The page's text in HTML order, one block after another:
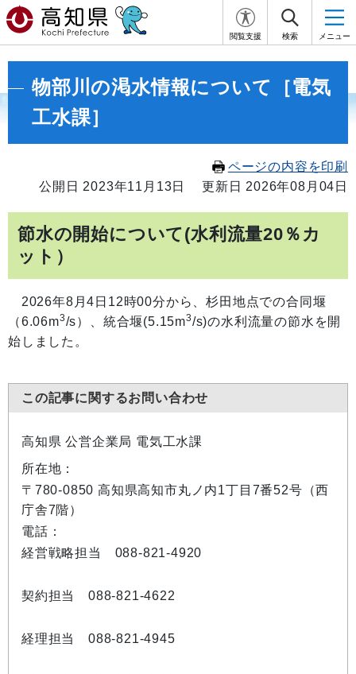
閲覧支援 検索 メニュー
物部川の渇水情報について［電気
工水課］
ページの内容を印刷
公開日 2023年11月13日
更新日 2026年08月04日
節水の開始について(水利流量20％カ
ット）
2026年8月4日12時00分から、杉田地点での合同堰
（6.06m3/s）、統合堰(5.15m3/s)の水利流量の節水を開
始しました。
この記事に関するお問い合わせ
高知県 公営企業局 電気工水課
所在地：
〒780-0850 高知県高知市丸ノ内1丁目7番52号（西
庁舎7階）
電話：
経営戦略担当 088-821-4920
契約担当 088-821-4622
経理担当 088-821-4945